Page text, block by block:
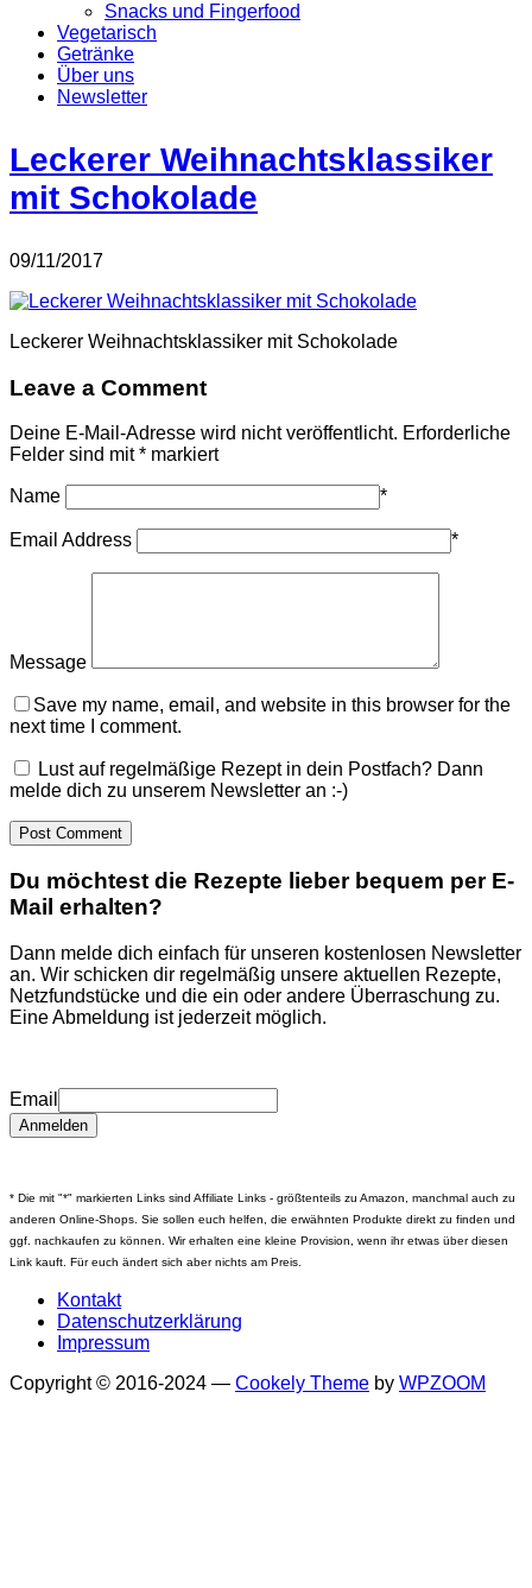
Snacks und Fingerfood
Vegetarisch
Getränke
Über uns
Newsletter
Leckerer Weihnachtsklassiker
mit Schokolade
09/11/2017
Leckerer Weihnachtsklassiker mit Schokolade
Leave a Comment
Deine E-Mail-Adresse wird nicht veröffentlicht. Erforderliche
Felder sind mit* markiert
Name *
Email Address *
Message
Save my name, email, and website in this browser for the
next time I comment.
Lust auf regelmäßige Rezept in dein Postfach? Dann
melde dich zu unserem Newsletter an :-)
Du möchtest die Rezepte lieber bequem per E-
Mail erhalten?
Dann melde dich einfach für unseren kostenlosen Newsletter
an. Wir schicken dir regelmäßig unsere aktuellen Rezepte,
Netzfundstücke und die ein oder andere Überraschung zu.
Eine Abmeldung ist jederzeit möglich.
Email
* Die mit "*" markierten Links sind Affiliate Links - größtenteils zu Amazon, manchmal auch zu
anderen Online-Shops. Sie sollen euch helfen, die erwähnten Produkte direkt zu finden und
ggf. nachkaufen zu können. Wir erhalten eine kleine Provision, wenn ihr etwas über diesen
Link kauft. Für euch ändert sich aber nichts am Preis.
Kontakt
Datenschutzerklärung
Impressum
Copyright © 2016-2024 — Cookely Theme by WPZOOM